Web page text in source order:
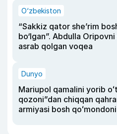
O‘zbekiston
“Sakkiz qator she’rim
bo‘lgan”. Abdulla
asrab qolgan voqea
Dunyo
Mariupol qamalini yorib
qozoni”dan chiqqan
armiyasi bosh